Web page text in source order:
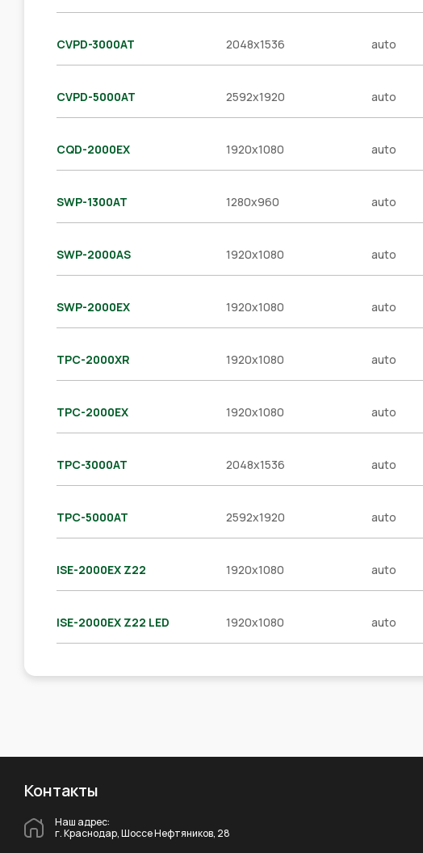
CVPD-3000AT 2048x1536 auto
CVPD-5000AT 2592x1920 auto
CQD-2000EX 1920x1080 auto
SWP-1300AT 1280x960 auto
SWP-2000AS 1920x1080 auto
SWP-2000EX 1920x1080 auto
TPC-2000XR 1920x1080 auto
TPC-2000EX 1920x1080 auto
TPC-3000AT 2048x1536 auto
TPC-5000AT 2592x1920 auto
ISE-2000EX Z22 1920x1080 auto
ISE-2000EX Z22 LED 1920x1080 auto
Контакты
Наш адрес:
г. Краснодар, Шоссе Нефтяников, 28